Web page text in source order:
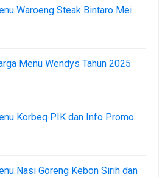
Waroeng Steak Bintaro Mei
Menu Wendys Tahun 2025
Korbeq PIK dan Info Promo
Nasi Goreng Kebon Sirih dan